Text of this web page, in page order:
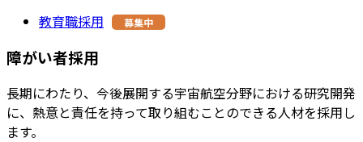
教育職採用
募集中
障がい者採用
長期にわたり、今後展開する宇宙航空分野における研究開発
に、熱意と責任を持って取り組むことのできる人材を採用し
ます。